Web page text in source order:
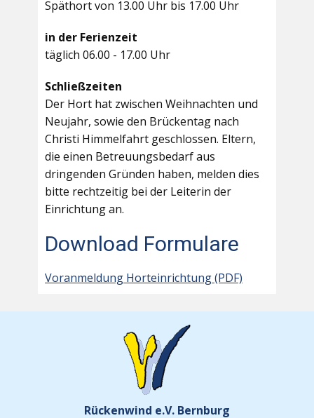
Späthort von 13.00 Uhr bis 17.00 Uhr
in der Ferienzeit
täglich 06.00 - 17.00 Uhr
Schließzeiten
Der Hort hat zwischen Weihnachten und
Neujahr, sowie den Brückentag nach
Christi Himmelfahrt geschlossen. Eltern,
die einen Betreuungsbedarf aus
dringenden Gründen haben, melden dies
bitte rechtzeitig bei der Leiterin der
Einrichtung an.
Download Formulare
Voranmeldung Horteinrichtung (PDF)
Rückenwind e.V. Bernburg